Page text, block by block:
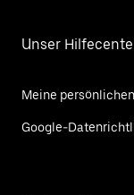
Unser
Meine
Google-